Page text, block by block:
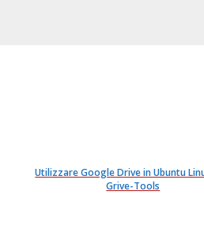
Utilizzare Google Drive in Ubuntu
Grive-Tools